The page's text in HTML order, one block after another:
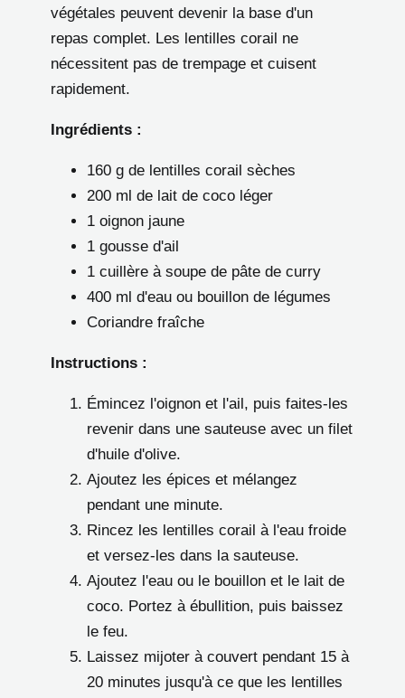
végétales peuvent devenir la base d'un
repas complet. Les lentilles corail ne
nécessitent pas de trempage et cuisent
rapidement.
Ingrédients :
160 g de lentilles corail sèches
200 ml de lait de coco léger
1 oignon jaune
1 gousse d'ail
1 cuillère à soupe de pâte de curry
400 ml d'eau ou bouillon de légumes
Coriandre fraîche
Instructions :
Émincez l'oignon et l'ail, puis faites-les
revenir dans une sauteuse avec un filet
d'huile d'olive.
Ajoutez les épices et mélangez
pendant une minute.
Rincez les lentilles corail à l'eau froide
et versez-les dans la sauteuse.
Ajoutez l'eau ou le bouillon et le lait de
coco. Portez à ébullition, puis baissez
le feu.
Laissez mijoter à couvert pendant 15 à
20 minutes jusqu'à ce que les lentilles